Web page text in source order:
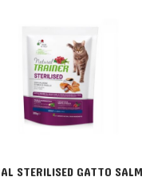
STERILISED GATTO